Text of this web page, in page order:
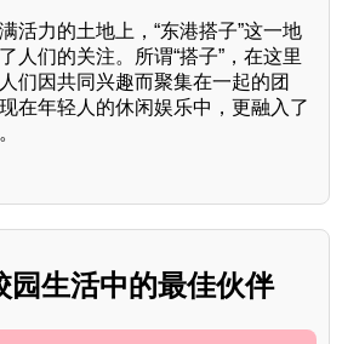
活力的土地上，“东港搭子”这一地
人们的关注。所谓“搭子”，在这里
们因共同兴趣而聚集在一起的团
在年轻人的休闲娱乐中，更融入了
园生活中的最佳伙伴